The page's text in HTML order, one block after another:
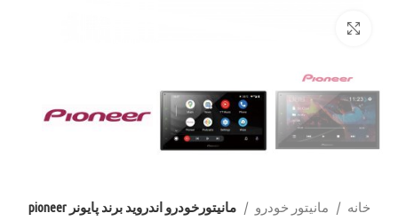
خانه مانیتور خودرو مانیتورخودرو اندروید برند پایونر pioneer